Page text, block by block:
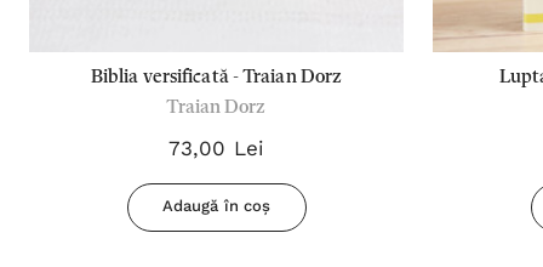
Biblia versificată - Traian Dorz
Traian Dorz
73,00 Lei
Adaugă în coș